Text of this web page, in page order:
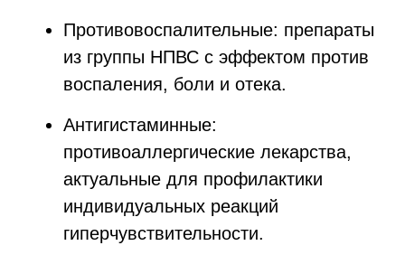
Противовоспалительные: препараты
из группы НПВС с эффектом против
воспаления, боли и отека.
Антигистаминные:
противоаллергические лекарства,
актуальные для профилактики
индивидуальных реакций
гиперчувствительности.